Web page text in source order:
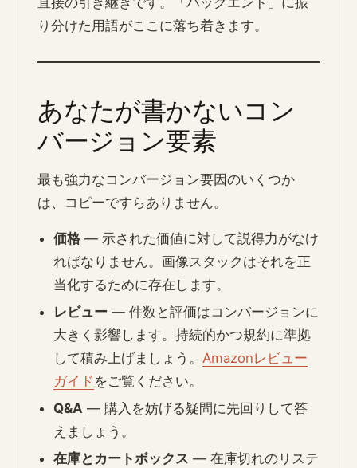
り分けた用語がここに落ち着きます。
あなたが書かないコン
バージョン要素
最も強力なコンバージョン要因のいくつか
は、コピーですらありません。
価格 — 示された価値に対して説得力がなけ
ればなりません。画像スタックはそれを正
当化するために存在します。
レビュー — 件数と評価はコンバージョンに
大きく影響します。持続的かつ規約に準拠
して積み上げましょう。Amazonレビュー
ガイド をご覧ください。
Q&A — 購入を妨げる疑問に先回りして答
えましょう。
在庫とカートボックス — 在庫切れのリステ